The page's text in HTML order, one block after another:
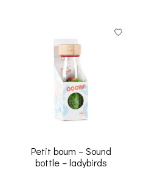
Petit boum – Sound
bottle – ladybirds